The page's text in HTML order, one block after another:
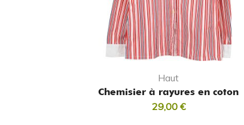
Haut
Chemisier à rayures en coton
29,00 €